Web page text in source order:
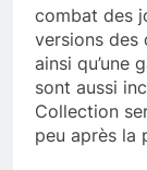
combat des
versions des
ainsi qu’une
sont aussi
Collection
peu après la